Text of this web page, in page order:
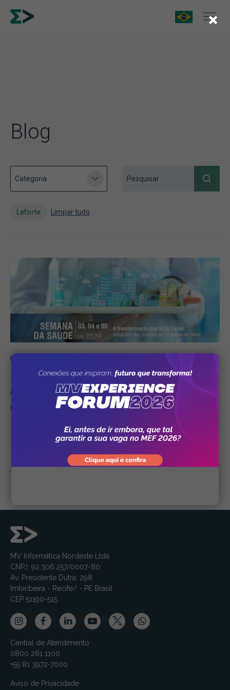
×
Blog
Leforte Limpar tudo
Institucional
Semana da Saúde 2018: webinars
debatem transformação digital e o futuro
do setor
MV Informática Nordeste Ltda
CNPJ: 92.306.257/0007-80
Av. Presidente Dutra, 298
Imbiribeira - Recife/ - PE Brasil
CEP 51190-515
Central de Atendimento
0800 281 1100
+55 81 3972-7000
Aviso de Privacidade